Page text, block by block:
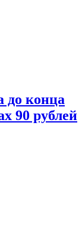
до конца
90 рублей